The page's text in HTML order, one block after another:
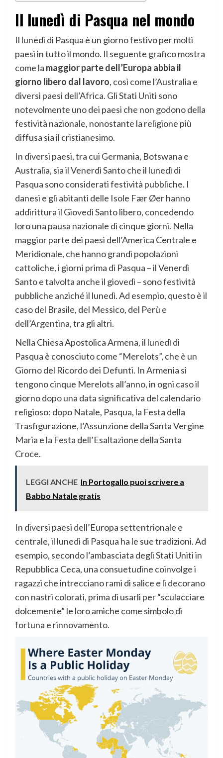
Il lunedì di Pasqua nel mondo
Il lunedì di Pasqua è un giorno festivo per molti
paesi in tutto il mondo. Il seguente grafico mostra
come la maggior parte dell’Europa abbia il
giorno libero dal lavoro, così come l’Australia e
diversi paesi dell’Africa. Gli Stati Uniti sono
notevolmente uno dei paesi che non godono della
festività nazionale, nonostante la religione più
diffusa sia il cristianesimo.
In diversi paesi, tra cui Germania, Botswana e
Australia, sia il Venerdì Santo che il lunedì di
Pasqua sono considerati festività pubbliche. I
danesi e gli abitanti delle Isole Fær Øer hanno
addirittura il Giovedì Santo libero, concedendo
loro una pausa nazionale di cinque giorni. Nella
maggior parte dei paesi dell’America Centrale e
Meridionale, che hanno grandi popolazioni
cattoliche, i giorni prima di Pasqua – il Venerdì
Santo e talvolta anche il giovedì – sono festività
pubbliche anziché il lunedì. Ad esempio, questo è il
caso del Brasile, del Messico, del Perù e
dell’Argentina, tra gli altri.
Nella Chiesa Apostolica Armena, il lunedì di
Pasqua è conosciuto come “Merelots”, che è un
Giorno del Ricordo dei Defunti. In Armenia si
tengono cinque Merelots all’anno, in ogni caso il
giorno dopo una data significativa del calendario
religioso: dopo Natale, Pasqua, la Festa della
Trasfigurazione, l’Assunzione della Santa Vergine
Maria e la Festa dell’Esaltazione della Santa
Croce.
LEGGI ANCHE In Portogallo puoi scrivere a
Babbo Natale gratis
In diversi paesi dell’Europa settentrionale e
centrale, il lunedì di Pasqua ha le sue tradizioni. Ad
esempio, secondo l’ambasciata degli Stati Uniti in
Repubblica Ceca, una consuetudine coinvolge i
ragazzi che intrecciano rami di salice e li decorano
con nastri colorati, prima di usarli per “sculacciare
dolcemente” le loro amiche come simbolo di
fortuna e rinnovamento.